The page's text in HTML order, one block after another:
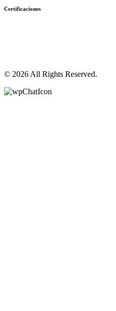
Certificaciones
© 2026 All Rights Reserved.